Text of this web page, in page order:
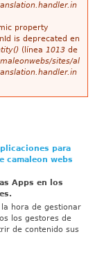
property
is deprecated en
(línea 1013 de
sites/al
Apps en los
hora de gestionar
los gestores de
de contenido sus